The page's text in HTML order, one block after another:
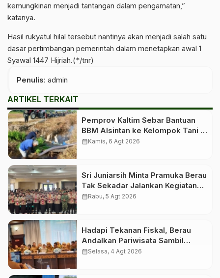
kemungkinan menjadi tantangan dalam pengamatan,”
katanya.
Hasil rukyatul hilal tersebut nantinya akan menjadi salah satu
dasar pertimbangan pemerintah dalam menetapkan awal 1
Syawal 1447 Hijriah.(*/tnr)
Penulis: admin
ARTIKEL TERKAIT
Pemprov Kaltim Sebar Bantuan
BBM Alsintan ke Kelompok Tani di
10 Kabupaten dan Kota
calendar_monthKamis, 6 Agt 2026
Sri Juniarsih Minta Pramuka Berau
Tak Sekadar Jalankan Kegiatan
Seremonial
calendar_monthRabu, 5 Agt 2026
Hadapi Tekanan Fiskal, Berau
Andalkan Pariwisata Sambil
Menanti Dana Transfer Pusat
calendar_monthSelasa, 4 Agt 2026